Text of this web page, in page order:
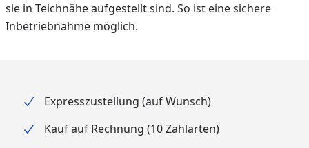
sie in Teichnähe aufgestellt sind. So ist eine sichere
Inbetriebnahme möglich.
Expresszustellung (auf Wunsch)
Kauf auf Rechnung (10 Zahlarten)